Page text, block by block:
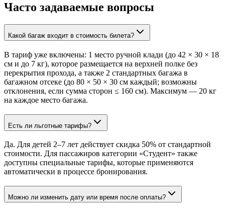
Часто задаваемые вопросы
Какой багаж входит в стоимость билета?
В тариф уже включены: 1 место ручной клади (до 42 × 30 × 18
см и до 7 кг), которое размещается на верхней полке без
перекрытия прохода, а также 2 стандартных багажа в
багажном отсеке (до 80 × 50 × 30 см каждый; возможны
отклонения, если сумма сторон ≤ 160 см). Максимум — 20 кг
на каждое место багажа.
Есть ли льготные тарифы?
Да. Для детей 2–7 лет действует скидка 50% от стандартной
стоимости. Для пассажиров категории «Студент» также
доступны специальные тарифы, которые применяются
автоматически в процессе бронирования.
Можно ли изменить дату или время после оплаты?